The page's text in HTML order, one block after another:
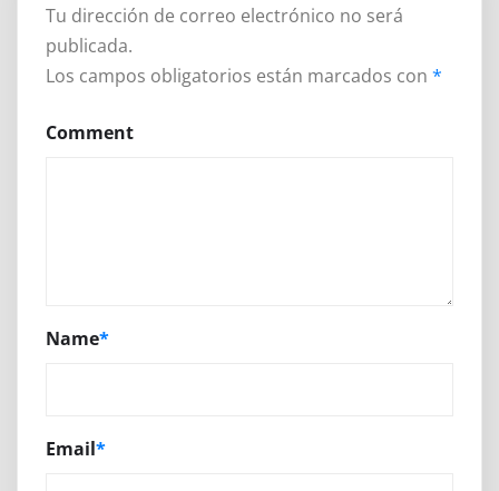
Tu dirección de correo electrónico no será
publicada.
Los campos obligatorios están marcados con *
Comment
Name*
Email*